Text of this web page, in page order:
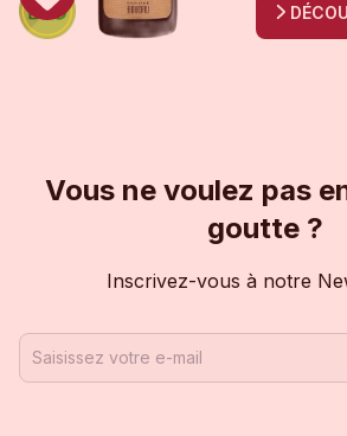
Vous ne voulez pas
goutte ?
Inscrivez-vous à notre